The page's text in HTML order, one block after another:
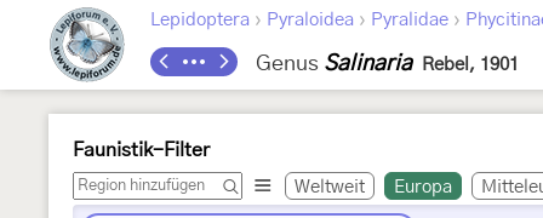
Lepidoptera › Pyraloidea › Pyralidae ›
Genus Salinaria Rebel, 1901
Faunistik-Filter
Weltweit Europa